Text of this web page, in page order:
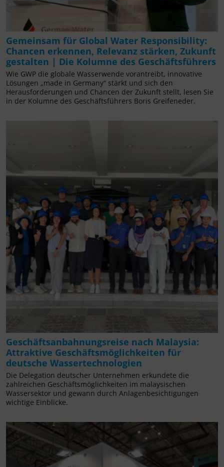
Gemeinsam für Global Water Responsibility:
Chancen erkennen, Relevanz stärken, Zukunft
gestalten | Die Kolumne des Geschäftsführers
Wie GWP die globale Wasserwende vorantreibt, innovative
Lösungen „made in Germany“ stärkt und sich den
Herausforderungen und Chancen der Zukunft stellt, lesen Sie
in der Kolumne des Geschäftsführers Boris Greifeneder.
Geschäftsanbahnungsreise nach Malaysia:
Attraktive Geschäftsmöglichkeiten für
deutsche Wassertechnologien
Die Delegation deutscher Unternehmen erkundete die
zahlreichen Geschäftsmöglichkeiten im malaysischen
Wassersektor und gewann durch Anlagenbesichtigungen
wichtige Einblicke.